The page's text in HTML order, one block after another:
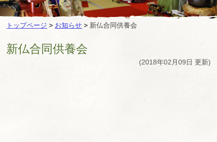
トップページ > お知らせ > 新仏合同供養会
新仏合同供養会
(2018年02月09日 更新)